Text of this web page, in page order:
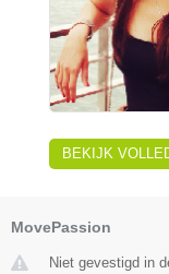
BEKIJK
MovePassion
Niet gevestigd in